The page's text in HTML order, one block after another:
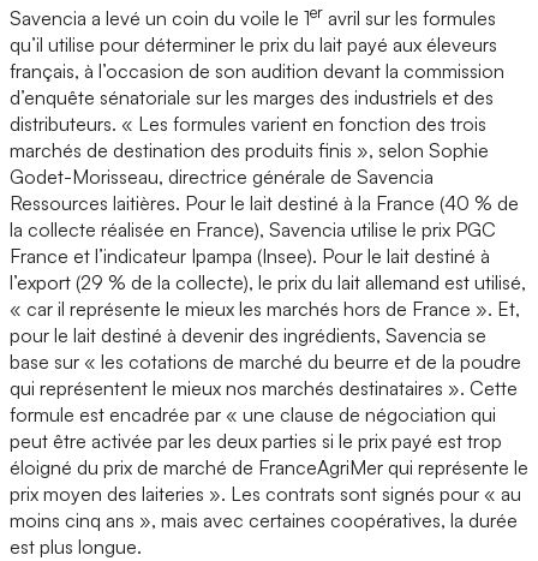
Savencia a levé un coin du voile le 1er avril sur les formules
qu’il utilise pour déterminer le prix du lait payé aux éleveurs
français, à l’occasion de son audition devant la commission
d’enquête sénatoriale sur les marges des industriels et des
distributeurs. « Les formules varient en fonction des trois
marchés de destination des produits finis », selon Sophie
Godet-Morisseau, directrice générale de Savencia
Ressources laitières. Pour le lait destiné à la France (40 % de
la collecte réalisée en France), Savencia utilise le prix PGC
France et l’indicateur Ipampa (Insee). Pour le lait destiné à
l’export (29 % de la collecte), le prix du lait allemand est utilisé,
« car il représente le mieux les marchés hors de France ». Et,
pour le lait destiné à devenir des ingrédients, Savencia se
base sur « les cotations de marché du beurre et de la poudre
qui représentent le mieux nos marchés destinataires ». Cette
formule est encadrée par « une clause de négociation qui
peut être activée par les deux parties si le prix payé est trop
éloigné du prix de marché de FranceAgriMer qui représente le
prix moyen des laiteries ». Les contrats sont signés pour « au
moins cinq ans », mais avec certaines coopératives, la durée
est plus longue.